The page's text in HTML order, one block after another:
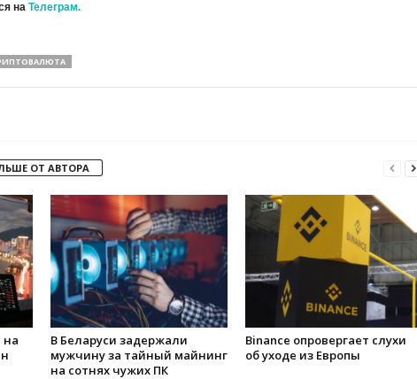
на Телеграм.
ОТ АВТОРА
на
В Беларуси задержали
мужчину за тайный майнинг
на сотнях чужих ПК
Binance опровергает слухи
об уходе из Европы